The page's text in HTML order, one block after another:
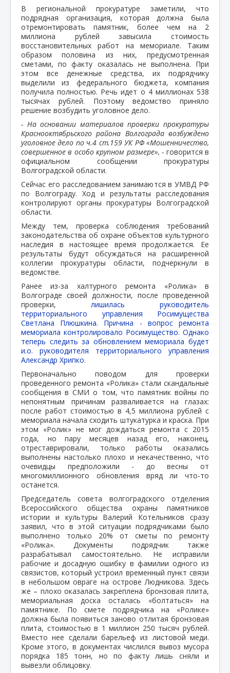
В региональной прокуратуре заметили, что
подрядная организация, которая должна была
отремонтировать памятник, более чем на 2
миллиона рублей завысила стоимость
восстановительных работ на мемориале. Таким
образом половина из них, предусмотренная
сметами, по факту оказалась не выполнена. При
этом все денежные средства, их подрядчику
выделили из федерального бюджета, компания
получила полностью. Речь идет о 4 миллионах 538
тысячах рублей. Поэтому ведомство приняло
решение возбудить уголовное дело.
- На основании материалов проверки прокуратуры
Краснооктябрьского района Волгограда возбуждено
уголовное дело по ч.4 ст.159 УК РФ «Мошенничество,
совершенное в особо крупном размере», - говорится в
официальном сообщении прокуратуры
Волгоградской области.
Сейчас его расследованием занимаются в УМВД РФ
по Волгограду. Ход и результаты расследования
контролируют органы прокуратуры Волгоградской
области.
Между тем, проверка соблюдения требований
законодательства об охране объектов культурного
наследия в настоящее время продолжается. Ее
результаты будут обсуждаться на расширенной
коллегии прокуратуры области, подчеркнули в
ведомстве.
Ранее из-за халтурного ремонта «Ролика» в
Волгограде своей должности, после проведенной
проверки, лишилась руководитель
территориального управления Росимущества
Светлана Плюшкина. Причина - вопрос ремонта
мемориала контролировало Росимущество. Однако
теперь следить за обновлением мемориала будет
и.о. руководителя территориального управления
Александр Хрипко.
Первоначально поводом для проверки
проведенного ремонта «Ролика» стали скандальные
сообщения в СМИ о том, что памятник войны по
непонятным причинам разваливается на глазах:
после работ стоимостью в 4,5 миллиона рублей с
мемориала начала сходить штукатурка и краска. При
этом «Ролик» не мог дождаться ремонта с 2015
года, но пару месяцев назад его, наконец,
отреставрировали, только работы оказались
выполнены настолько плохо и некачественно, что
очевидцы предположили - до весны от
многомиллионного обновления вряд ли что-то
останется.
Председатель совета волгоградского отделения
Всероссийского общества охраны памятников
истории и культуры Валерий Котельников сразу
заявил, что в этой ситуации подрядчиками было
выполнено только 20% от сметы по ремонту
«Ролика». Документы подрядчик также
разрабатывал самостоятельно. Не исправили
рабочие и досадную ошибку в фамилии одного из
связистов, который устроил временный пункт связи
в небольшом овраге на острове Людникова. Здесь
же – плохо оказалась закреплена бронзовая плита,
мемориальная доска осталась «болтаться» на
памятнике. По смете подрядчика на «Ролике»
должна была появиться заново отлитая бронзовая
плита, стоимостью в 1 миллион 250 тысяч рублей.
Вместо нее сделали барельеф из листовой меди.
Кроме этого, в документах числился вывоз мусора
порядка 185 тонн, но по факту лишь сняли и
вывезли облицовку.